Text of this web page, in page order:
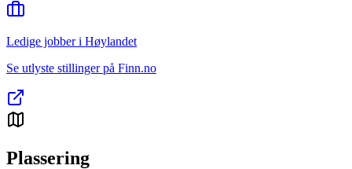
Ledige jobber i Høylandet
Se utlyste stillinger på Finn.no
Plassering